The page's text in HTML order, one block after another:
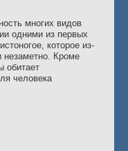
многих видов
одними из первых
которое из-
незаметно. Кроме
обитает
человека